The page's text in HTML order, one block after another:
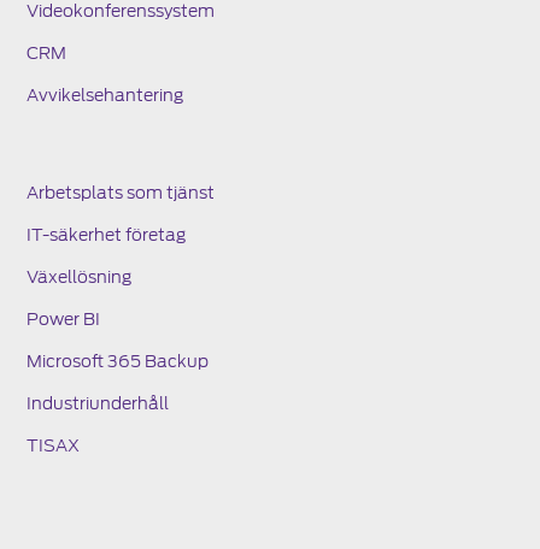
Videokonferenssystem
CRM
Avvikelsehantering
Arbetsplats som tjänst
IT-säkerhet företag
Växellösning
Power BI
Microsoft 365 Backup
Industriunderhåll
TISAX